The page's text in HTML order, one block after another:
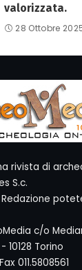
valorizzata.
28 Ottobre
rivista di
S.c.
c/o
10128 Torino
011.5808561